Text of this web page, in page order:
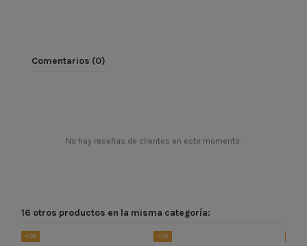
Comentarios (0)
No hay reseñas de clientes en este momento.
16 otros productos en la misma categoría:
-15% -15%